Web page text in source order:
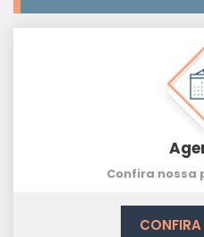
Confira nossa